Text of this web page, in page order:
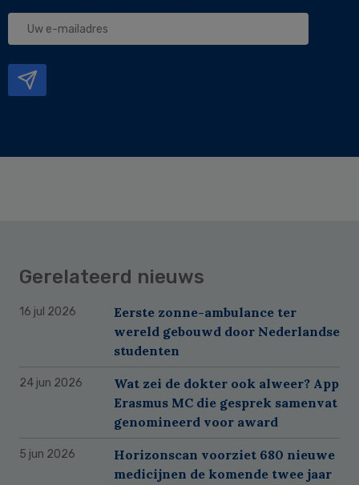
Uw
Gerelateerd nieuws
16 jul 2026
Eerste zonne-ambulance ter
wereld gebouwd door Nederlandse
studenten
24 jun 2026
Wat zei de dokter ook alweer? App
Erasmus MC die gesprek samenvat
genomineerd voor award
5 jun 2026
Horizonscan voorziet 680 nieuwe
medicijnen de komende twee jaar